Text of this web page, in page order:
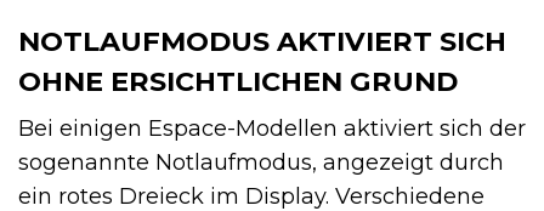
NOTLAUFMODUS AKTIVIERT SICH
OHNE ERSICHTLICHEN GRUND
Bei einigen Espace-Modellen aktiviert sich der
sogenannte Notlaufmodus, angezeigt durch
ein rotes Dreieck im Display. Verschiedene